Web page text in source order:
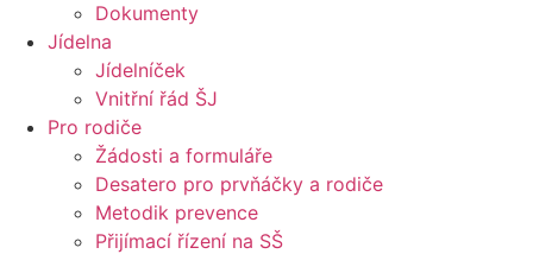
Dokumenty
Jídelna
Jídelníček
Vnitřní řád ŠJ
Pro rodiče
Žádosti a formuláře
Desatero pro prvňáčky a rodiče
Metodik prevence
Přijímací řízení na SŠ